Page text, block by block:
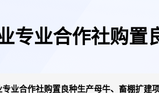
专业合作社购
业合作社购置良种生产母牛、畜棚扩建